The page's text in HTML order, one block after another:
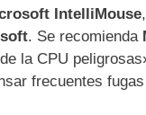
IntelliMouse
. Se recomienda
la CPU
frecuentes